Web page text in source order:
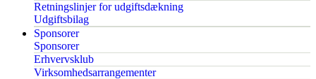
Retningslinjer for udgiftsdækning
Udgiftsbilag
Sponsorer
Sponsorer
Erhvervsklub
Virksomhedsarrangementer